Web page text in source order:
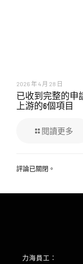
2026 年 4 月 28 日
已收到完整的申
上游的6個項目
閱讀更多
評論已關閉。
力海員工：